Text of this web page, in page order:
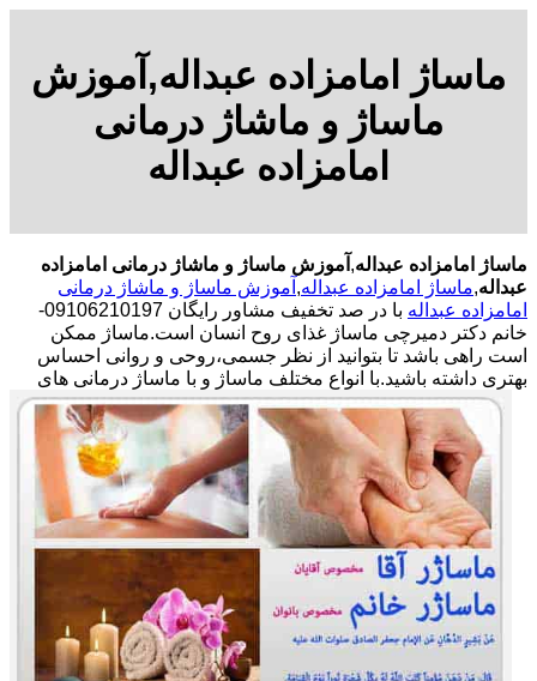
ماساژ امامزاده عبداله,آموزش
ماساژ و ماشاژ درمانی
امامزاده عبداله
ماساژ امامزاده عبداله, آموزش ماساژ و ماشاژ درمانی امامزاده
عبداله,ماساژ امامزاده عبداله, آموزش ماساژ و ماشاژ درمانی
امامزاده عبداله
با در صد تخفیف مشاور رایگان 09106210197-
خانم دکتر دمیرچی ماساژ غذای روح انسان است.ماساژ ممکن
است راهی باشد تا بتوانید از نظر جسمی،روحی و روانی احساس
بهتری داشته باشید.با انواع مختلف ماساژ و با ماساژ درمانی های